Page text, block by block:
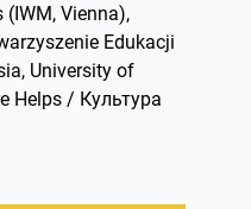
Vienna),
Edukacji
University of
Helps / Культура